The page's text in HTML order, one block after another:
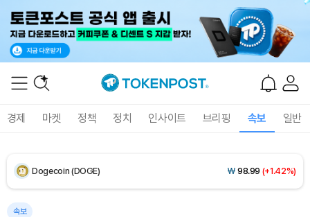
경제 마켓 정책 정치 인사이트 브리핑 속보 일반
XRP (XRP) ₩1,457(+0.46%)
Dogecoin (DOGE) ₩ 98.99 (+1.42%)
속보